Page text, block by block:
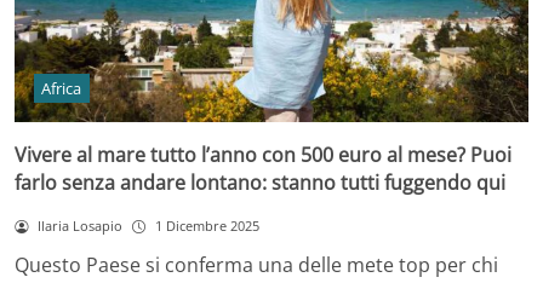
Africa
Vivere al mare tutto l’anno con 500 euro al mese? Puoi
farlo senza andare lontano: stanno tutti fuggendo qui
Ilaria Losapio 1 Dicembre 2025
Questo Paese si conferma una delle mete top per chi